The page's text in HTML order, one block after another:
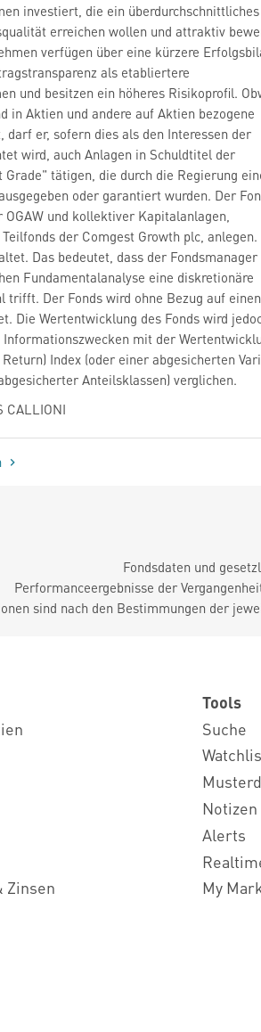
investiert, die ein überdurchschnittliches
erreichen wollen und attraktiv
verfügen über eine kürzere
als etabliertere
und besitzen ein höheres Risikoprofil.
in Aktien und andere auf Aktien bezogene
darf er, sofern dies als den Interessen der
wird, auch Anlagen in Schuldtitel der
tätigen, die durch die Regierung
oder garantiert wurden. Der
und kollektiver Kapitalanlagen,
der Comgest Growth plc, anlegen.
Das bedeutet, dass der Fondsmanager
Fundamentalanalyse eine diskretionäre
trifft. Der Fonds wird ohne Bezug auf einen
Die Wertentwicklung des Fonds wird
Informationszwecken mit der
Index (oder einer abgesicherten
Anteilsklassen) verglichen.
CALLIONI
Fondsdaten und
Performanceergebnisse der
sind nach den Bestimmungen der
Zinsen
Tools
Suche
Notizen
Alerts
My